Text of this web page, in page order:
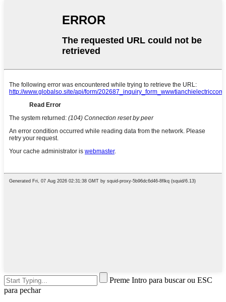
Preme Intro para buscar ou ESC
para pechar